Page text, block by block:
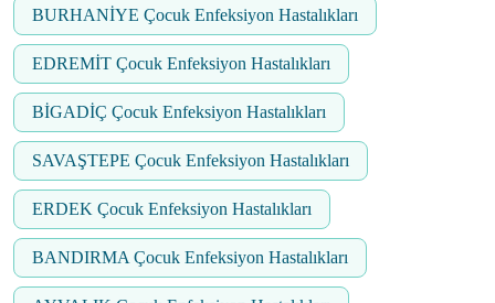
BURHANİYE Çocuk Enfeksiyon Hastalıkları
EDREMİT Çocuk Enfeksiyon Hastalıkları
BİGADİÇ Çocuk Enfeksiyon Hastalıkları
SAVAŞTEPE Çocuk Enfeksiyon Hastalıkları
ERDEK Çocuk Enfeksiyon Hastalıkları
BANDIRMA Çocuk Enfeksiyon Hastalıkları